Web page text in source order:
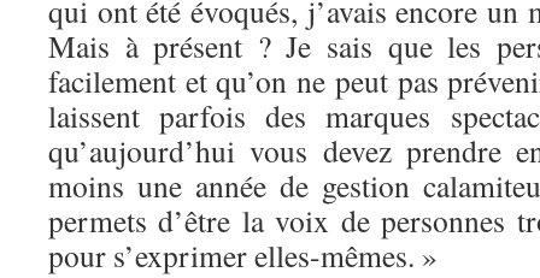
qui ont été évoqués, j’avais encore un
Mais à présent ? Je sais que les
facilement et qu’on ne peut pas
laissent parfois des marques
qu’aujourd’hui vous devez prendre
moins une année de gestion
permets d’être la voix de personnes
pour s’exprimer elles-mêmes. »